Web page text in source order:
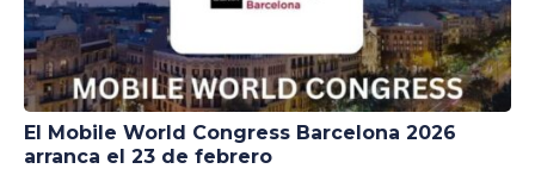
El Mobile World Congress Barcelona 2026
arranca el 23 de febrero